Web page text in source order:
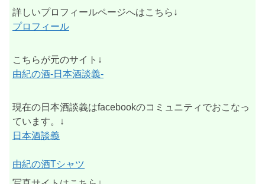
詳しいプロフィールページへはこちら↓
プロフィール
こちらが元のサイト↓
由紀の酒-日本酒談義-
現在の日本酒談義はfacebookのコミュニティでおこなっ
ています。↓
日本酒談義
由紀の酒Tシャツ